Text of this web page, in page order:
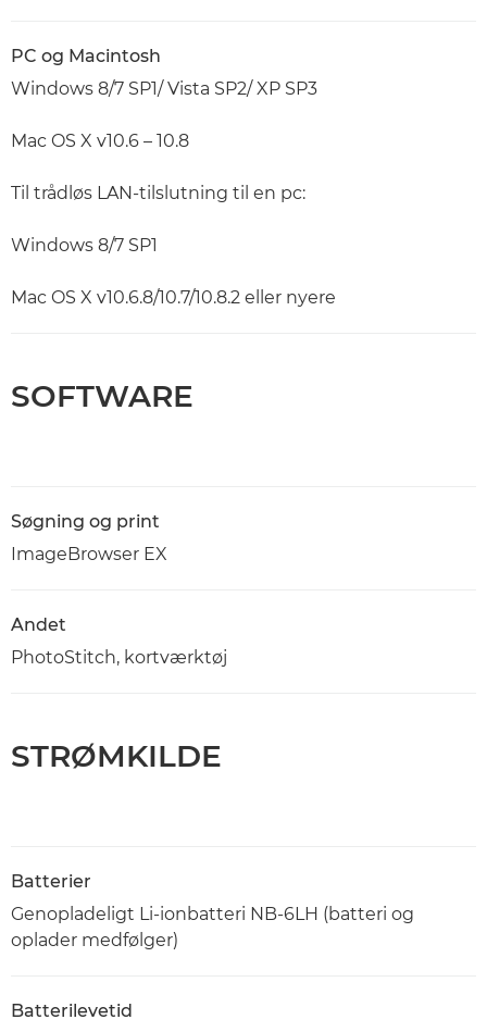
PC og Macintosh
Windows 8/7 SP1/ Vista SP2/ XP SP3
Mac OS X v10.6 – 10.8
Til trådløs LAN-tilslutning til en pc:
Windows 8/7 SP1
Mac OS X v10.6.8/10.7/10.8.2 eller nyere
SOFTWARE
Søgning og print
ImageBrowser EX
Andet
PhotoStitch, kortværktøj
STRØMKILDE
Batterier
Genopladeligt Li-ionbatteri NB-6LH (batteri og
oplader medfølger)
Batterilevetid